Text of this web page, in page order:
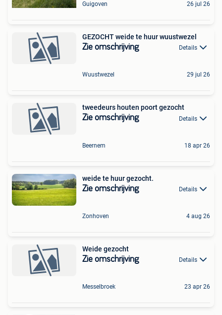
Guigoven 26 jul 26
GEZOCHT weide te huur wuustwezel
Zie omschrijving Details
Wuustwezel 29 jul 26
tweedeurs houten poort gezocht
Zie omschrijving Details
Beernem 18 apr 26
weide te huur gezocht.
Zie omschrijving Details
Zonhoven 4 aug 26
Weide gezocht
Zie omschrijving Details
Messelbroek 23 apr 26